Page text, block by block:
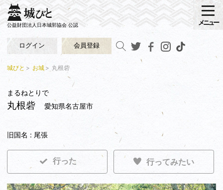
公益財団法人日本城郭協会 公認
ログイン 会員登録
メニュー
城びと お城 丸根砦
まるねとりで
丸根砦 愛知県名古屋市
旧国名 : 尾張
行った 行ってみたい